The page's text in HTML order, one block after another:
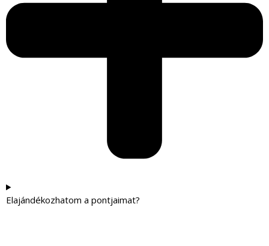
Elajándékozhatom a pontjaimat?